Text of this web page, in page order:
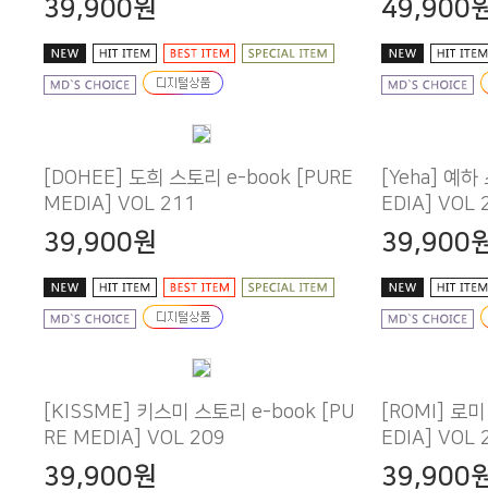
39,900원 49,900
MEDIA] VOL 211
39,900원
EDIA] VOL
39,900
RE MEDIA] VOL 209
39,900원
EDIA] VOL
39,900